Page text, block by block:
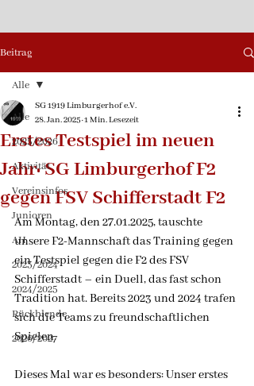
Beitrag
Alle
2025/2026
Aktivität
Vereinsinfos
Junioren
AH
2023/2024
2024/2025
Rückblende
2026/2027
Alle
Erstes Testspiel im neuen
Jahr: SG Limburgerhof F2
gegen FSV Schifferstadt F2
SG 1919 Limburgerhof e.V.
28. Jan. 2025 1 Min. Lesezeit
Am Montag, den 27.01.2025, tauschte
unsere F2-Mannschaft das Training gegen
ein Testspiel gegen die F2 des FSV
Schifferstadt – ein Duell, das fast schon
Tradition hat. Bereits 2023 und 2024 trafen
sich die Teams zu freundschaftlichen
Spielen.
Dieses Mal war es besonders: Unser erstes